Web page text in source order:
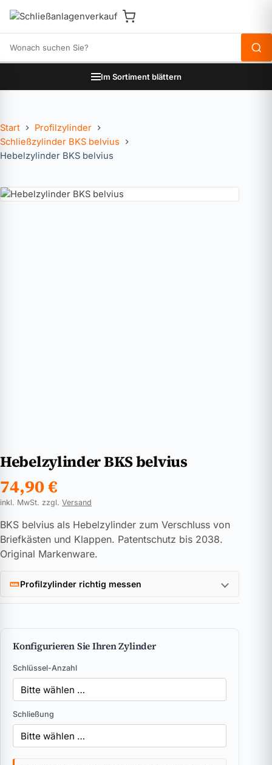
Im Sortiment blättern
Start
Profilzylinder
Schließzylinder BKS belvius
Hebelzylinder BKS belvius
Hebelzylinder BKS belvius
74,90€
inkl. MwSt. zzgl. Versand
BKS belvius als Hebelzylinder zum Verschluss von
Briefkästen und Klappen. Patentschutz bis 2038.
Original Markenware.
Profilzylinder richtig messen
Konfigurieren Sie Ihren Zylinder
Schlüssel-Anzahl
Schließung